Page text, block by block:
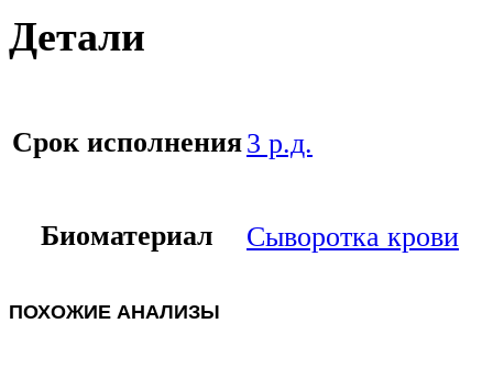
Детали
Срок исполнения3 р.д.
Биоматериал Сыворотка крови
ПОХОЖИЕ АНАЛИЗЫ